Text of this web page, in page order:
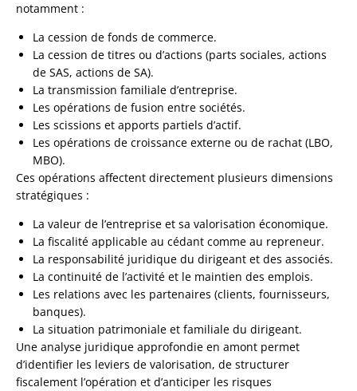
notamment :
La cession de fonds de commerce.
La cession de titres ou d’actions (parts sociales, actions
de SAS, actions de SA).
La transmission familiale d’entreprise.
Les opérations de fusion entre sociétés.
Les scissions et apports partiels d’actif.
Les opérations de croissance externe ou de rachat (LBO,
MBO).
Ces opérations affectent directement plusieurs dimensions
stratégiques :
La valeur de l’entreprise et sa valorisation économique.
La fiscalité applicable au cédant comme au repreneur.
La responsabilité juridique du dirigeant et des associés.
La continuité de l’activité et le maintien des emplois.
Les relations avec les partenaires (clients, fournisseurs,
banques).
La situation patrimoniale et familiale du dirigeant.
Une analyse juridique approfondie en amont permet
d’identifier les leviers de valorisation, de structurer
fiscalement l’opération et d’anticiper les risques